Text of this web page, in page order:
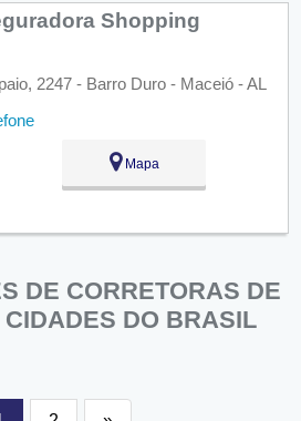
Shopping
2247 - Barro Duro - Maceió - AL
Mapa
DE CORRETORAS DE
DO BRASIL